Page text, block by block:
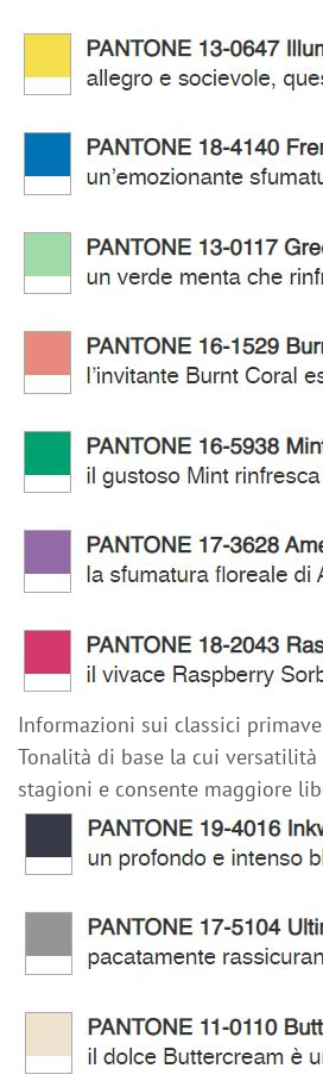
Informazioni sui classici
Tonalità di base la cui
stagioni e consente maggiore